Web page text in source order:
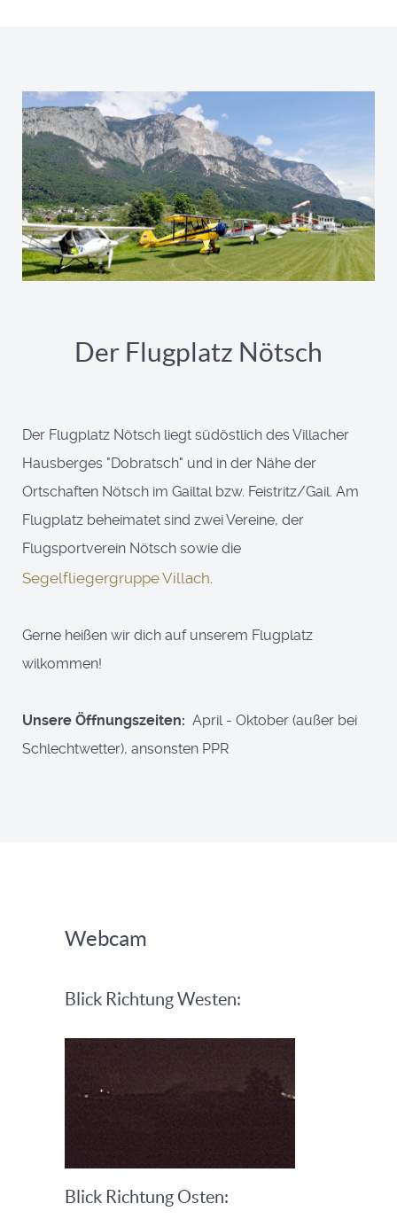
Der Flugplatz Nötsch
Der Flugplatz Nötsch liegt südöstlich des Villacher
Hausberges "Dobratsch" und in der Nähe der
Ortschaften Nötsch im Gailtal bzw. Feistritz/Gail. Am
Flugplatz beheimatet sind zwei Vereine, der
Flugsportverein Nötsch sowie die
Segelfliegergruppe Villach.
Gerne heißen wir dich auf unserem Flugplatz
wilkommen!
Unsere Öffnungszeiten: April - Oktober (außer bei
Schlechtwetter), ansonsten PPR
Webcam
Blick Richtung Westen:
Blick Richtung Osten: